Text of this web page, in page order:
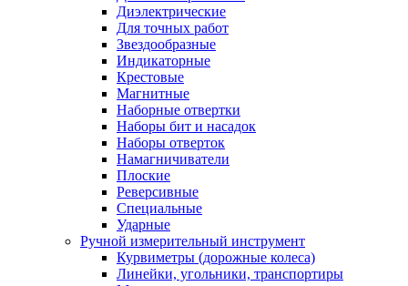
Диэлектрические
Для точных работ
Звездообразные
Индикаторные
Крестовые
Магнитные
Наборные отвертки
Наборы бит и насадок
Наборы отверток
Намагничиватели
Плоские
Реверсивные
Специальные
Ударные
Ручной измерительный инструмент
Курвиметры (дорожные колеса)
Линейки, угольники, транспортиры